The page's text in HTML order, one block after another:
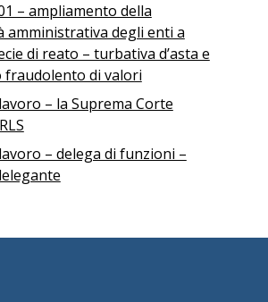
– ampliamento della
amministrativa degli enti a
di reato – turbativa d’asta e
di valori
– la Suprema Corte
– delega di funzioni –